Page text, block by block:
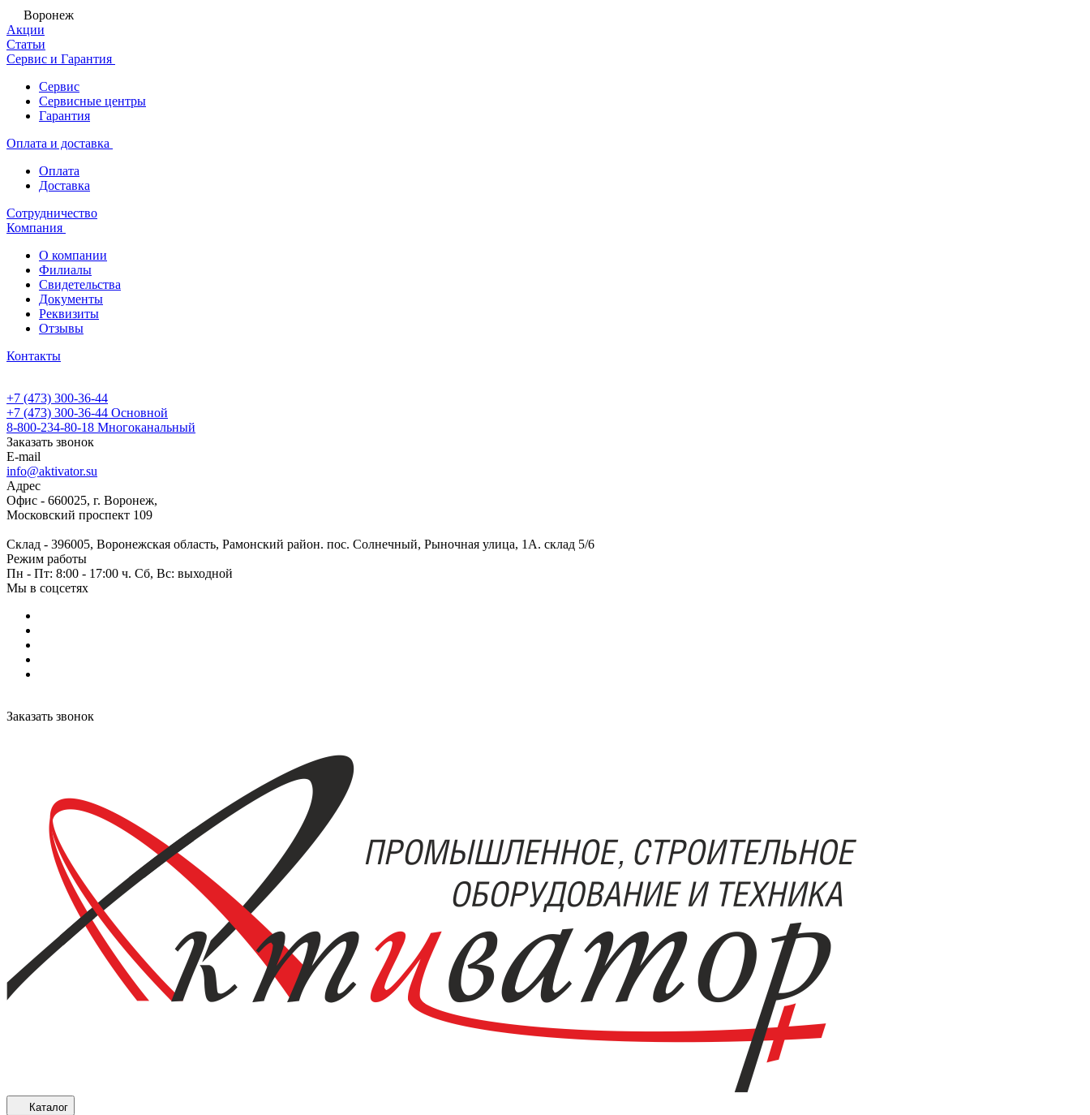
Воронеж
Акции
Статьи
Сервис и Гарантия
Сервис
Сервисные центры
Гарантия
Оплата и доставка
Оплата
Доставка
Сотрудничество
Компания
О компании
Филиалы
Свидетельства
Документы
Реквизиты
Отзывы
Контакты
+7 (473) 300-36-44
+7 (473) 300-36-44 Основной
8-800-234-80-18 Многоканальный
Заказать звонок
E-mail
info@aktivator.su
Адрес
Офис - 660025, г. Воронеж,
Московский проспект 109
Склад - 396005, Воронежская область, Рамонский район. пос. Солнечный, Рыночная улица, 1А. склад 5/6
Режим работы
Пн - Пт: 8:00 - 17:00 ч. Сб, Вс: выходной
Мы в соцсетях
Заказать звонок
Каталог